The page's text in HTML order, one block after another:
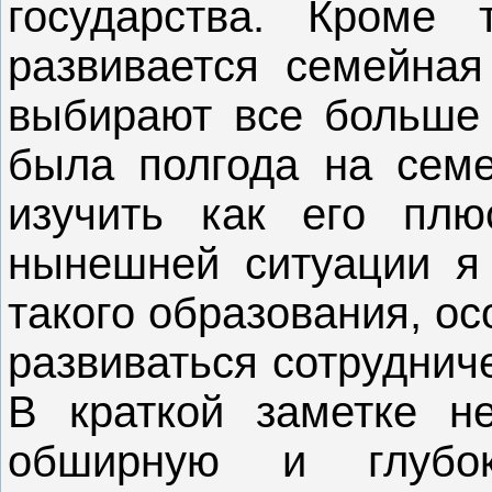
государства. Кроме
развивается
выбирают все
была полгода на
изучить как его
нынешней ситуации
такого образования,
развиваться
В краткой заметке
обширную и